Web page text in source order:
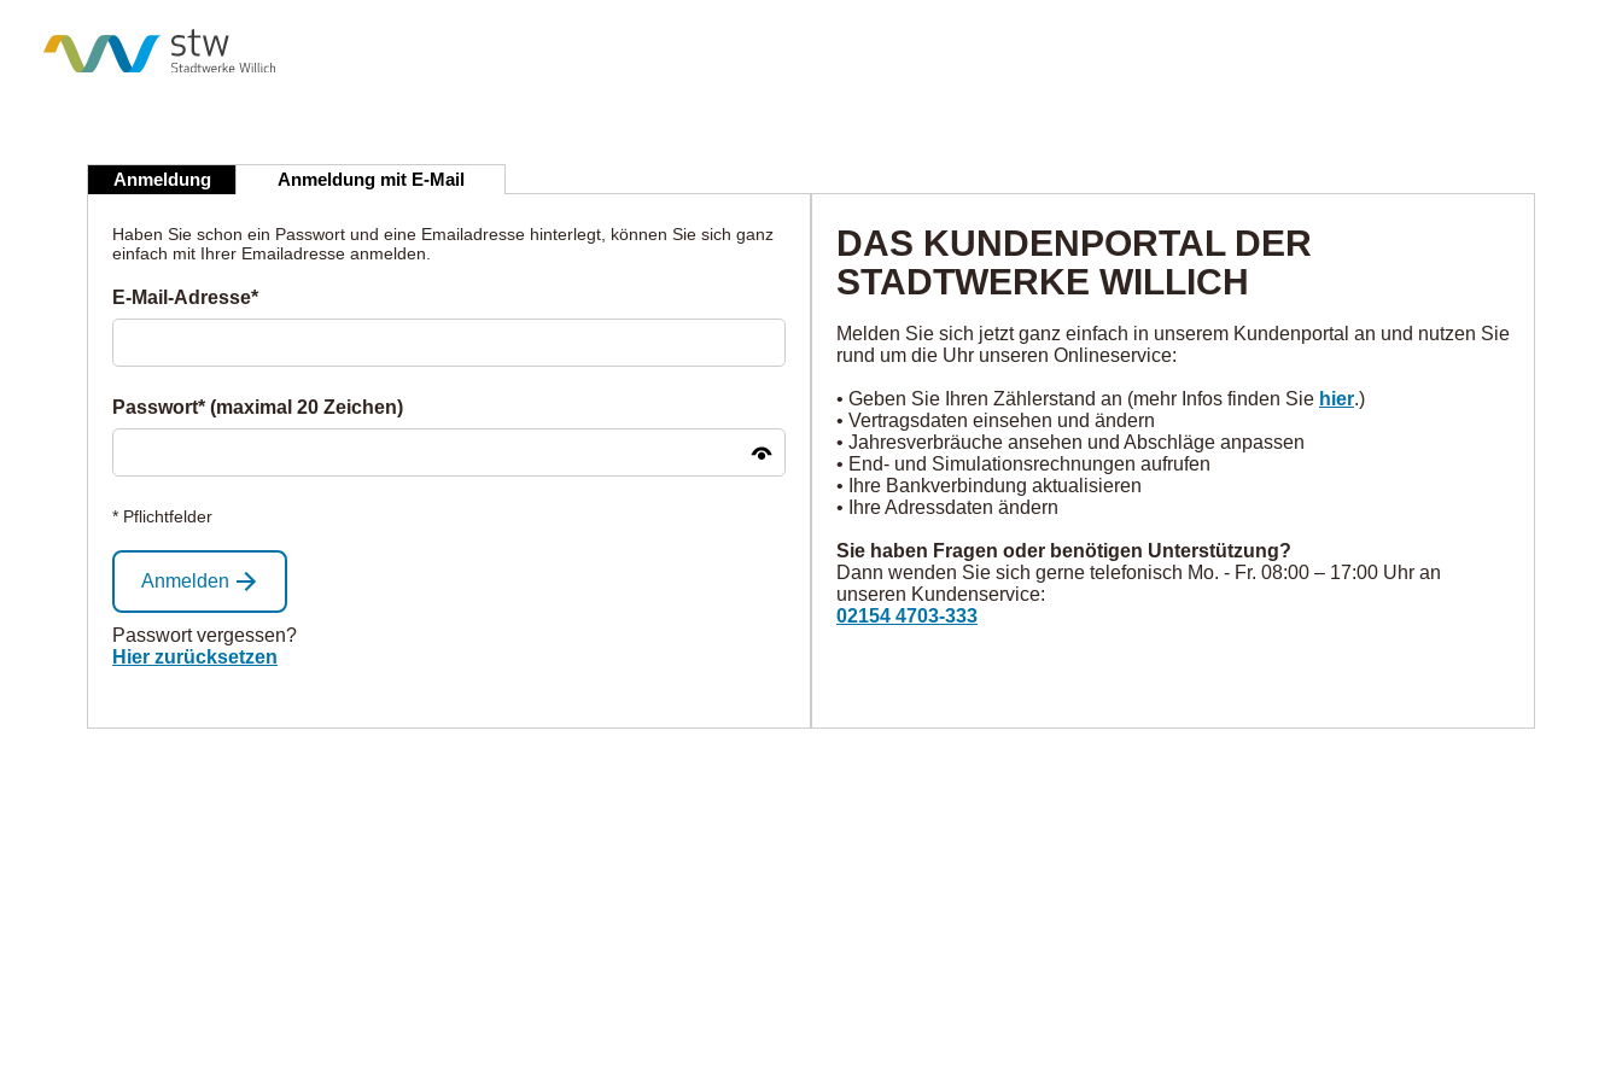
Anmeldung Anmeldung mit E-Mail
Haben Sie schon ein Passwort und eine Emailadresse hinterlegt, können Sie sich ganz
einfach mit Ihrer Emailadresse anmelden.
E-Mail-Adresse*
Passwort* (maximal 20 Zeichen)
* Pflichtfelder
Anmelden
Passwort vergessen?
Hier zurücksetzen
DAS KUNDENPORTAL DER
STADTWERKE WILLICH
Melden Sie sich jetzt ganz einfach in unserem Kundenportal an und nutzen Sie
rund um die Uhr unseren Onlineservice:
• Geben Sie Ihren Zählerstand an (mehr Infos finden Sie hier.)
• Vertragsdaten einsehen und ändern
• Jahresverbräuche ansehen und Abschläge anpassen
• End- und Simulationsrechnungen aufrufen
• Ihre Bankverbindung aktualisieren
• Ihre Adressdaten ändern
Sie haben Fragen oder benötigen Unterstützung?
Dann wenden Sie sich gerne telefonisch Mo. - Fr. 08:00 – 17:00 Uhr an
unseren Kundenservice:
02154 4703-333